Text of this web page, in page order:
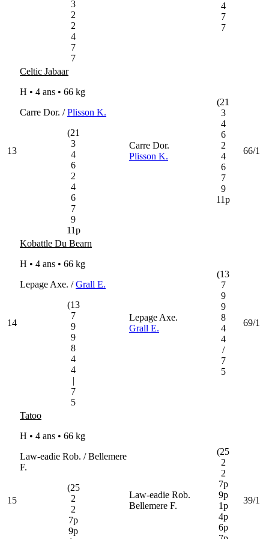
3
2
2
4
7
7
4
7
7
13
Celtic Jabaar
H • 4 ans • 66 kg
Carre Dor. /Plisson K.
(21
3
4
6
2
4
6
7
9
11p
Carre Dor.
Plisson K.
(21
3
4
6
2
4
6
7
9
11p
66/1
14
Kobattle Du Bearn
H • 4 ans • 66 kg
Lepage Axe. /Grall E.
(13
7
9
9
8
4
4
|
7
5
Lepage Axe.
Grall E.
(13
7
9
9
8
4
4
/
7
5
69/1
15
Tatoo
H • 4 ans • 66 kg
Law-eadie Rob. / Bellemere
F.
(25
2
2
7p
9p
Law-eadie Rob.
Bellemere F.
(25
2
2
7p
9p
1p
4p
6p
39/1